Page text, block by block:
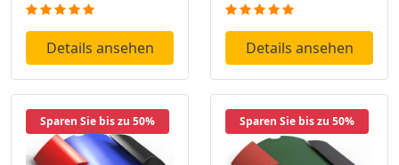
Details ansehen Details ansehen
Sparen Sie bis zu 50% Sparen Sie bis zu 50%